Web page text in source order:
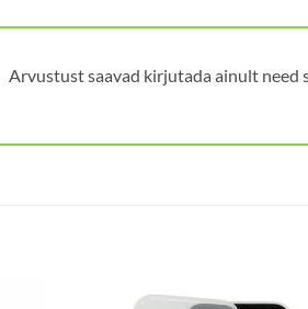
Arvustust saavad kirjutada ainult need